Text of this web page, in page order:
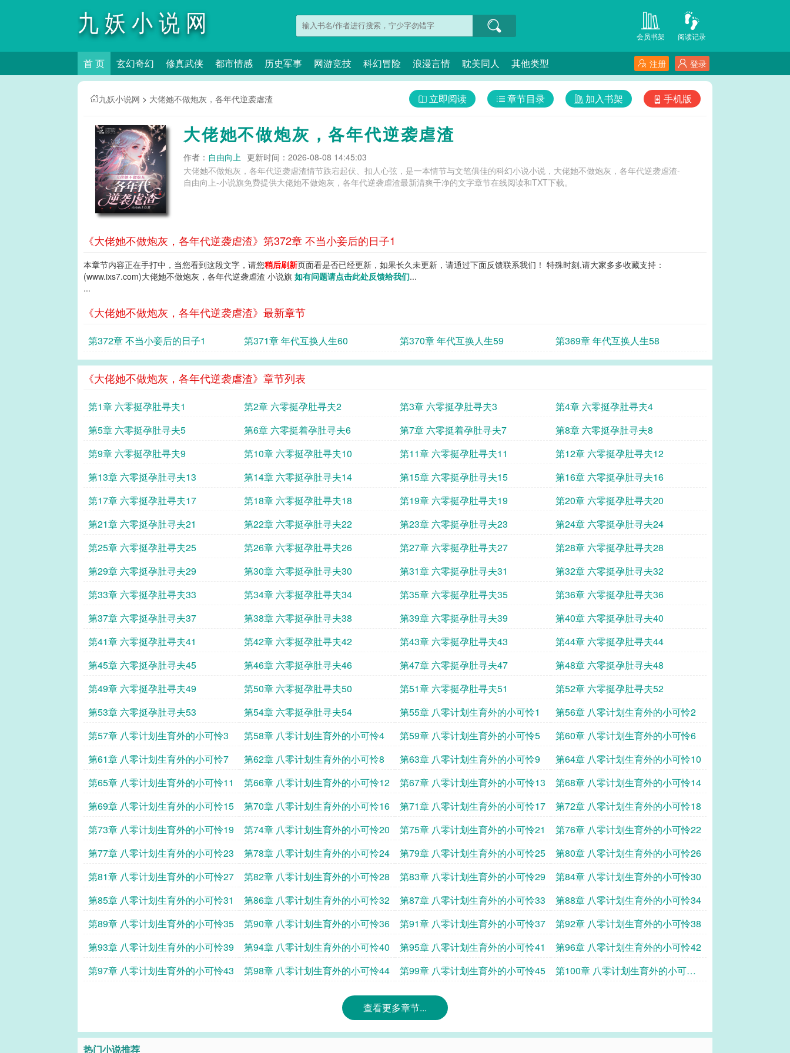
九妖小说网 阅读记录
会员书架
首 页 玄幻奇幻 修真武侠 都市情感 历史军事 网游竞技 科幻冒险 浪漫言情 耽美同人 其他类型 登录
注册
九妖小说网 > 大佬她不做炮灰，各年代逆袭虐渣 手机版
加入书架
章节目录
立即阅读
大佬她不做炮灰，各年代逆袭虐渣
作者： 自由向上 更新时间：2026-08-08 14:45:03
大佬她不做炮灰，各年代逆袭虐渣情节跌宕起伏、扣人心弦，是一本情节与文笔俱佳的科幻小说小说，大佬她不做炮灰，各年代逆袭虐渣-
自由向上-小说旗免费提供大佬她不做炮灰，各年代逆袭虐渣最新清爽干净的文字章节在线阅读和TXT下载。
《大佬她不做炮灰，各年代逆袭虐渣》第372章 不当小妾后的日子1
本章节内容正在手打中，当您看到这段文字，请您稍后刷新页面看是否已经更新，如果长久未更新，请通过下面反馈联系我们！ 特殊时刻,请大家多多收藏支持：
(www.ixs7.com)大佬她不做炮灰，各年代逆袭虐渣 小说旗 如有问题请点击此处反馈给我们...
...
《大佬她不做炮灰，各年代逆袭虐渣》最新章节
第372章 不当小妾后的日子1 第371章 年代互换人生60 第370章 年代互换人生59 第369章 年代互换人生58
《大佬她不做炮灰，各年代逆袭虐渣》章节列表
第1章 六零挺孕肚寻夫1 第2章 六零挺孕肚寻夫2 第3章 六零挺孕肚寻夫3
第4章 六零挺孕肚寻夫4
第5章 六零挺孕肚寻夫5
第6章 六零挺着孕肚寻夫6 第7章 六零挺着孕肚寻夫7
第8章 六零挺孕肚寻夫8
第9章 六零挺孕肚寻夫9
第10章 六零挺孕肚寻夫10 第11章 六零挺孕肚寻夫11
第12章 六零挺孕肚寻夫12
第13章 六零挺孕肚寻夫13
第14章 六零挺孕肚寻夫14 第15章 六零挺孕肚寻夫15
第16章 六零挺孕肚寻夫16
第17章 六零挺孕肚寻夫17
第18章 六零挺孕肚寻夫18 第19章 六零挺孕肚寻夫19
第20章 六零挺孕肚寻夫20
第21章 六零挺孕肚寻夫21
第22章 六零挺孕肚寻夫22 第23章 六零挺孕肚寻夫23
第24章 六零挺孕肚寻夫24
第25章 六零挺孕肚寻夫25
第26章 六零挺孕肚寻夫26 第27章 六零挺孕肚寻夫27
第28章 六零挺孕肚寻夫28
第29章 六零挺孕肚寻夫29
第30章 六零挺孕肚寻夫30 第31章 六零挺孕肚寻夫31
第32章 六零挺孕肚寻夫32
第33章 六零挺孕肚寻夫33
第34章 六零挺孕肚寻夫34 第35章 六零挺孕肚寻夫35
第36章 六零挺孕肚寻夫36
第37章 六零挺孕肚寻夫37
第38章 六零挺孕肚寻夫38 第39章 六零挺孕肚寻夫39
第40章 六零挺孕肚寻夫40
第41章 六零挺孕肚寻夫41
第42章 六零挺孕肚寻夫42 第43章 六零挺孕肚寻夫43
第44章 六零挺孕肚寻夫44
第45章 六零挺孕肚寻夫45
第46章 六零挺孕肚寻夫46 第47章 六零挺孕肚寻夫47
第48章 六零挺孕肚寻夫48
第49章 六零挺孕肚寻夫49
第50章 六零挺孕肚寻夫50 第51章 六零挺孕肚寻夫51
第52章 六零挺孕肚寻夫52
第53章 六零挺孕肚寻夫53
第54章 六零挺孕肚寻夫54 第55章 八零计划生育外的小可怜1
第56章 八零计划生育外的小可怜2
第57章 八零计划生育外的小可怜3
第58章 八零计划生育外的小可怜4 第59章 八零计划生育外的小可怜5
第60章 八零计划生育外的小可怜6
第61章 八零计划生育外的小可怜7
第62章 八零计划生育外的小可怜8 第63章 八零计划生育外的小可怜9
第64章 八零计划生育外的小可怜10
第65章 八零计划生育外的小可怜11
第66章 八零计划生育外的小可怜12 第67章 八零计划生育外的小可怜13
第68章 八零计划生育外的小可怜14
第69章 八零计划生育外的小可怜15
第70章 八零计划生育外的小可怜16 第71章 八零计划生育外的小可怜17
第72章 八零计划生育外的小可怜18
第73章 八零计划生育外的小可怜19
第74章 八零计划生育外的小可怜20 第75章 八零计划生育外的小可怜21
第76章 八零计划生育外的小可怜22
第77章 八零计划生育外的小可怜23
第78章 八零计划生育外的小可怜24 第79章 八零计划生育外的小可怜25
第80章 八零计划生育外的小可怜26
第81章 八零计划生育外的小可怜27
第82章 八零计划生育外的小可怜28 第83章 八零计划生育外的小可怜29
第84章 八零计划生育外的小可怜30
第85章 八零计划生育外的小可怜31
第86章 八零计划生育外的小可怜32 第87章 八零计划生育外的小可怜33
第88章 八零计划生育外的小可怜34
第89章 八零计划生育外的小可怜35
第90章 八零计划生育外的小可怜36 第91章 八零计划生育外的小可怜37
第92章 八零计划生育外的小可怜38
第93章 八零计划生育外的小可怜39
第94章 八零计划生育外的小可怜40 第95章 八零计划生育外的小可怜41
第96章 八零计划生育外的小可怜42
第97章 八零计划生育外的小可怜43
第98章 八零计划生育外的小可怜44 第99章 八零计划生育外的小可怜45
第100章 八零计划生育外的小可怜
查看更多章节...
热门小说推荐